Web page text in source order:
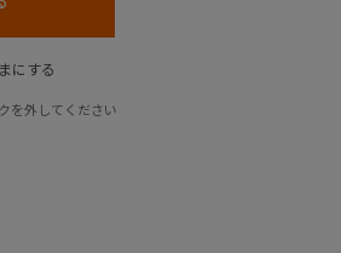
にする
を外してください